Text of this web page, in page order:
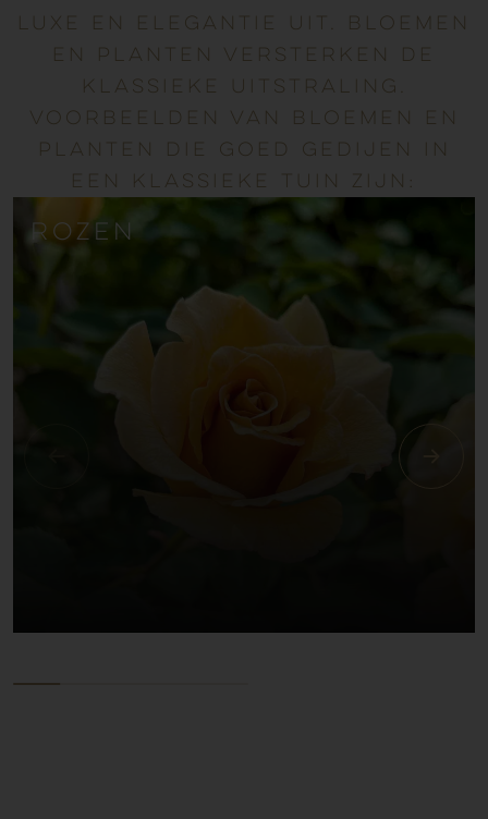
luxe en elegantie uit. Bloemen
en planten versterken de
klassieke uitstraling.
Voorbeelden van bloemen en
planten die goed gedijen in
een klassieke tuin zijn:
Rozen